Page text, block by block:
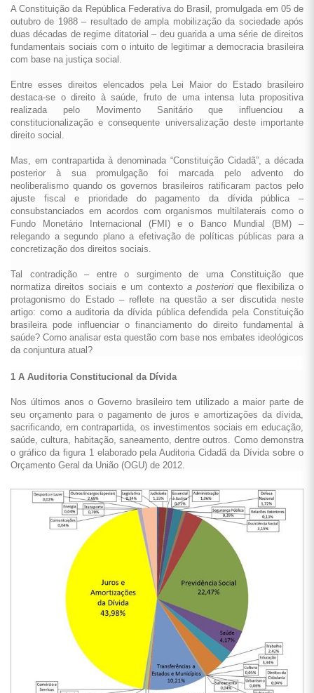
A Constituição da República Federativa do Brasil, promulgada em 05 de
outubro de 1988 – resultado de ampla mobilização da sociedade após
duas décadas de regime ditatorial – deu guarida a uma série de direitos
fundamentais sociais com o intuito de legitimar a democracia brasileira
com base na justiça social.
Entre esses direitos elencados pela Lei Maior do Estado brasileiro
destaca-se o direito à saúde, fruto de uma intensa luta propositiva
realizada pelo Movimento Sanitário que influenciou a
constitucionalização e consequente universalização deste importante
direito social.
Mas, em contrapartida à denominada “Constituição Cidadã”, a década
posterior à sua promulgação foi marcada pelo advento do
neoliberalismo quando os governos brasileiros ratificaram pactos pelo
ajuste fiscal e prioridade do pagamento da dívida pública –
consubstanciados em acordos com organismos multilaterais como o
Fundo Monetário Internacional (FMI) e o Banco Mundial (BM) –
relegando a segundo plano a efetivação de políticas públicas para a
concretização dos direitos sociais.
Tal contradição – entre o surgimento de uma Constituição que
normatiza direitos sociais e um contexto a posteriorique flexibiliza o
protagonismo do Estado – reflete na questão a ser discutida neste
artigo: como a auditoria da dívida pública defendida pela Constituição
brasileira pode influenciar o financiamento do direito fundamental à
saúde? Como analisar esta questão com base nos embates ideológicos
da conjuntura atual?
1 A Auditoria Constitucional da Dívida
Nos últimos anos o Governo brasileiro tem utilizado a maior parte de
seu orçamento para o pagamento de juros e amortizações da dívida,
sacrificando, em contrapartida, os investimentos sociais em educação,
saúde, cultura, habitação, saneamento, dentre outros. Como demonstra
o gráfico da figura 1 elaborado pela Auditoria Cidadã da Dívida sobre o
Orçamento Geral da União (OGU) de 2012.